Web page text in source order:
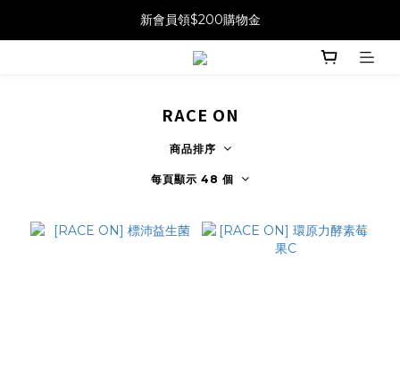
新會員領$200購物金
RACE ON
商品排序
每頁顯示 48 個